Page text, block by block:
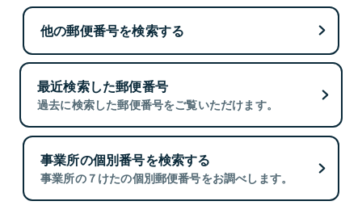
他の郵便番号を検索する
最近検索した郵便番号
過去に検索した郵便番号をご覧いただけます。
事業所の個別番号を検索する
事業所の７けたの個別郵便番号をお調べします。